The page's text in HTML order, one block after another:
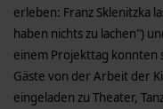
erleben: Franz Sklenitzka
haben nichts zu lachen")
einem Projekttag konnten
Gäste von der Arbeit der
eingeladen zu Theater,